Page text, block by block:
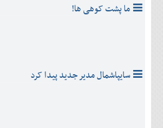
ما پشت کوهی ها!
سايپاشمال مدير جديد پيدا کرد